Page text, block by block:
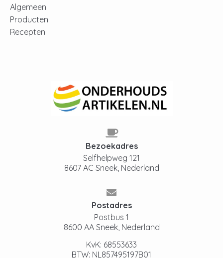
Algemeen
Producten
Recepten
Bezoekadres
Selfhelpweg 121
8607 AC Sneek, Nederland
Postadres
Postbus 1
8600 AA Sneek, Nederland
KvK: 68553633
BTW: NL857495197B01